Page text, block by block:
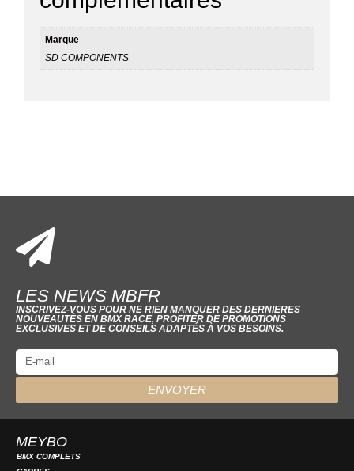
Marque
SD COMPONENTS
LES NEWS MBFR
INSCRIVEZ-VOUS POUR NE RIEN MANQUER DES DERNIERES
NOUVEAUTÉS EN BMX RACE, PROFITER DE PROMOTIONS
EXCLUSIVES ET DE CONSEILS ADAPTÉS À VOS BESOINS.
ENVOYER
MEYBO
BMX COMPLETS